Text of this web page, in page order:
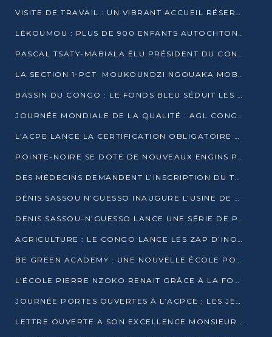
VISITE DE TRAVAIL : UN VIBRANT ACCUEIL RÉSERVÉ À DENIS SASSOU-N’GUESSO PAR L’ASSOCIATION « LES AMIS DE WOMO »
LÉKOUMOU : PLUS DE 900 ENFANTS AUTOCHTONES REÇOIVENT DES KITS SCOLAIRES GRÂCE À L’ESPACE OPOKO
PASCAL TSATY-MABIALA ÉLU PRÉSIDENT DU CONSEIL NATIONAL DE L’UPADS
LA SECTION 1-PCT MOUKOUNDZI NGOUAKA MOBILISE 100 000 FCFA POUR LE 6ᵉ CONGRÈS DU PARTI
BASSIN DU CONGO : LE FONDS BLEU SÉDUIT LES BAILLEURS À BELÉM
JOURNÉE MONDIALE DE LA QUALITÉ : AGL CONGO FORME ET SENSIBILISE LES JEUNES TALENTS
L’ACPE LANCE LA CERTIFICATION OBLIGATOIRE DES CONTRATS DE TRAVAIL DES TRANSPORTEURS
POINTE-NOIRE SE DOTE DE NOUVEAUX ENGINS POUR L’ASSAINISSEMENT ET L’ENTRETIEN ROUTIER
DES MÉDECINS DEMANDENT L’INSCRIPTION DU TRAITEMENT DU PIED-BOT DANS LES CURSUS UNIVERSITAIRES
DÉNIS SASSOU N’GUESSO INAUGURE L’USINE DE VALORISATION DU GAZ ASSOCIÉ
DENIS SASSOU-N’GUESSO LANCE UNE SÉRIE DE PROJETS DANS LE KOUILOU
AGRICULTURE : LE CONGO LANCE LES ZAP D’INONI ET YONO
BE GREEN ACADEMY : UNE NOUVELLE ÉCOLE POUR LES MÉTIERS DE L’ÉCOLOGIE À POINTE-NOIRE
L’ÉCOLE PIERRE NZOKO RENAIT GRÂCE À LA FONDATION MUCODEC
JOURNÉE PORTES OUVERTES À L’ACPCE : LES JEUNES EN IMMERSION DANS L’ENTREPRISE
LETTRE OUVERTE A SON EXCELLENCE MONSIEUR DENIS SASSOU NGUESSO, PRESIDENT DE LAREPUBLIQUE DU CONGO